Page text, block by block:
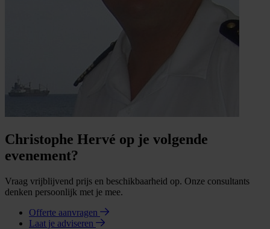
Christophe Hervé op je volgende
evenement?
Vraag vrijblijvend prijs en beschikbaarheid op. Onze consultants
denken persoonlijk met je mee.
Offerte aanvragen
Laat je adviseren